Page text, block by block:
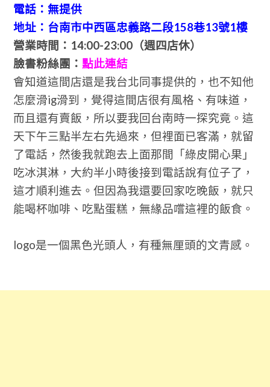
電話：無提供
地址：台南市中西區忠義路二段158巷13號1樓
營業時間：14:00-23:00（週四店休）
臉書粉絲團： 點此連結
會知道這間店還是我台北同事提供的，也不知他
怎麼滑ig滑到，覺得這間店很有風格、有味道，
而且還有賣飯，所以要我回台南時一探究竟。這
天下午三點半左右先過來，但裡面已客滿，就留
了電話，然後我就跑去上面那間「綠皮開心果」
吃冰淇淋，大約半小時後接到電話說有位子了，
這才順利進去。但因為我還要回家吃晚飯，就只
能喝杯咖啡、吃點蛋糕，無緣品嚐這裡的飯食。
logo是一個黑色光頭人，有種無厘頭的文青感。